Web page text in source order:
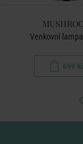
Venkovní
699